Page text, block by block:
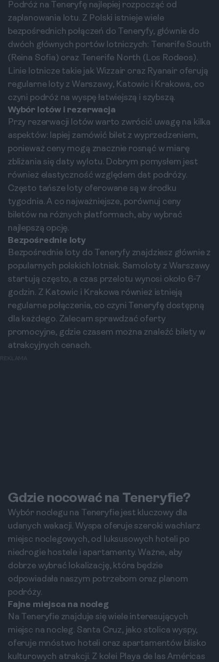
Podróż na Teneryfę najlepiej rozpocząć od
zaplanowania lotu. Z Polski istnieje wiele
bezpośrednich połączeń do Teneryfy, głównie do
dwóch głównych portów lotniczych: Tenerife South
(Reina Sofia) oraz Tenerife North (Los Rodeos).
Linie lotnicze takie jak Wizzair oraz Ryanair oferują
regularne loty z Warszawy, Katowic i Krakowa, co
czyni podróż na wyspę łatwiejszą i szybszą.
Wybór lotów i rezerwacja
Przy rezerwacji lotów warto zwrócić uwagę na kilka
aspektów: lapiej zamówić bilet z wyprzedzeniem,
ponieważ ceny mogą znacznie rosnąć w miarę
zbliżania się daty wylotu. Dobrym pomysłem jest
również elastyczność względem dat podróży.
Często tańsze loty oferowane są w środku
tygodnia. A co najważniejsze, porównuj ceny
biletów na różnych platformach, aby wybrać
najlepszą opcję.
Bezpośrednie loty
Bezpośrednie loty do Teneryfy znajdziesz głównie z
popularnych polskich lotnisk. Samoloty z Warszawy
startują często, a czas przelotu wynosi około 6-7
godzin. Z Katowic i Krakowa również istnieją
regularne połączenia, co czyni Teneryfę dostępną
dla każdego. Zalecam sprawdzać oferty
promocyjne, gdzie czasem można znaleźć bilety w
atrakcyjnych cenach.
REKLAMA
Gdzie nocować na Teneryfie?
Wybór noclegu na Teneryfie jest kluczowy dla
udanych wakacji. Wyspa oferuje szeroki wachlarz
miejsc noclegowych, od luksusowych hoteli po
niedrogie hostele i apartamenty. Ważne, aby
dobrze wybrać lokalizację, która będzie
odpowiadała naszym potrzebom oraz planom
podróży.
Fajne miejsca na nocleg
Na Teneryfie znajduje się wiele interesujących
miejsc na nocleg. Santa Cruz, jako stolica wyspy,
oferuje mnóstwo hoteli oraz apartamentów blisko
kulturowych atrakcji. Z kolei Playa de las Américas